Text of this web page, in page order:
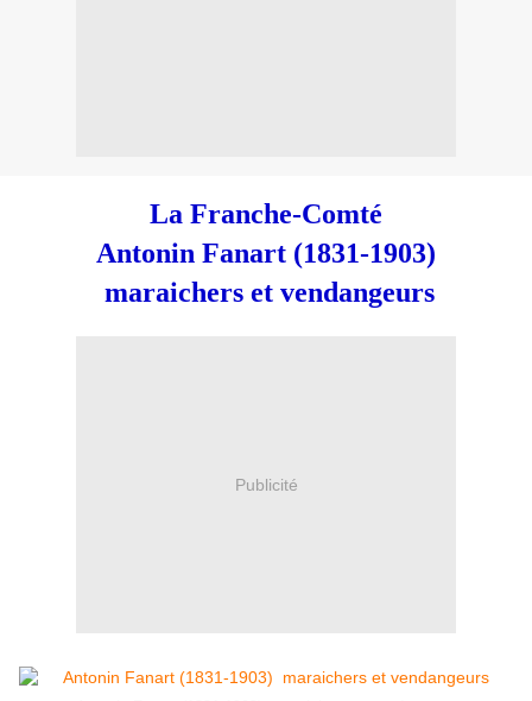
La Franche-Comté
Antonin Fanart (1831-1903)
maraichers et vendangeurs
Publicité